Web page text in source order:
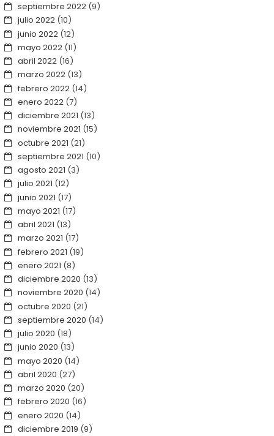
septiembre 2022(9)
julio 2022(10)
junio 2022(12)
mayo 2022(11)
abril 2022(16)
marzo 2022(13)
febrero 2022(14)
enero 2022(7)
diciembre 2021 (13)
noviembre 2021 (15)
octubre 2021 (21)
septiembre 2021 (10)
agosto 2021 (3)
julio 2021 (12)
junio 2021 (17)
mayo 2021 (17)
abril 2021 (13)
marzo 2021 (17)
febrero 2021 (19)
enero 2021 (8)
diciembre 2020 (13)
noviembre 2020 (14)
octubre 2020 (21)
septiembre 2020 (14)
julio 2020 (18)
junio 2020 (13)
mayo 2020 (14)
abril 2020 (27)
marzo 2020 (20)
febrero 2020 (16)
enero 2020 (14)
diciembre 2019 (9)